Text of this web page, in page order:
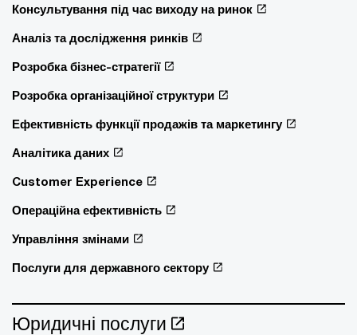
Консультування під час виходу на ринок
Аналіз та дослідження ринків
Розробка бізнес-стратегії
Розробка організаційної структури
Ефективність функції продажів та маркетингу
Аналітика даних
Customer Experience
Операційна ефективність
Управління змінами
Послуги для державного сектору
Юридичні послуги